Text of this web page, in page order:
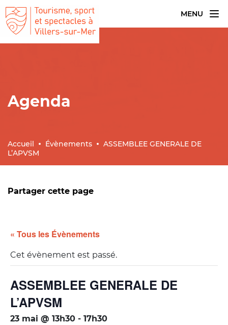
MENU
Accueil Évènements
ASSEMBLEE GENERALE DE
L’APVSM
Agenda
Partager cette page
« Tous les Évènements
Cet évènement est passé.
ASSEMBLEE GENERALE DE
L’APVSM
23 mai @ 13h30 - 17h30